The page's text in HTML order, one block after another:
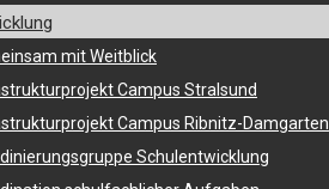
mit Weitblick
Campus Stralsund
Campus Ribnitz-Damgarten
Schulentwicklung